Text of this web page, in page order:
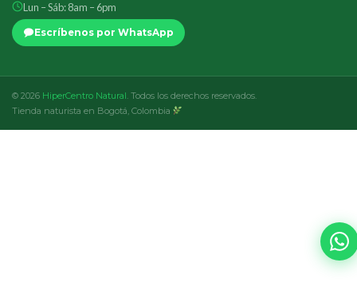
Lun – Sáb: 8am – 6pm
Escríbenos por WhatsApp
© 2026 HiperCentro Natural . Todos los derechos reservados.
Tienda naturista en Bogotá, Colombia